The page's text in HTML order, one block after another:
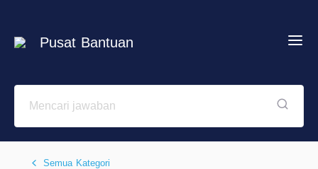
Pusat Bantuan
Semua Kategori